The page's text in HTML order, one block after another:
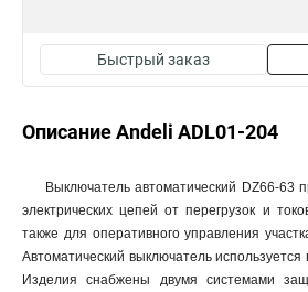
Быстрый заказ
Описание Andeli ADL01-204
Выключатель автоматический DZ66-63
электрических цепей от перегрузок и
также для оперативного управления
Автоматический выключатель используется
Изделия снабжены двумя системами